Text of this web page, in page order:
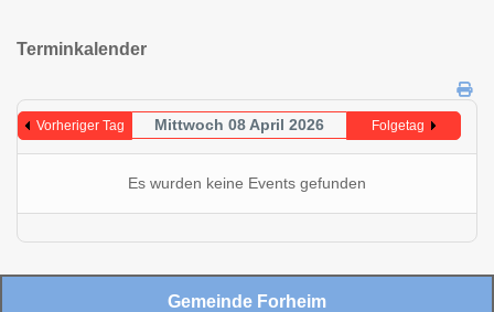
Terminkalender
Vorheriger Tag Mittwoch 08 April 2026 Folgetag
Es wurden keine Events gefunden
Gemeinde Forheim